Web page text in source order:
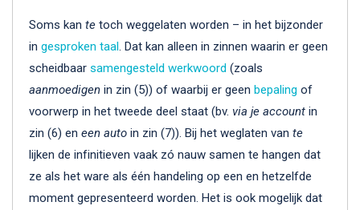
Soms kan te toch weggelaten worden – in het bijzonder
in gesproken taal. Dat kan alleen in zinnen waarin er geen
scheidbaar samengesteld werkwoord (zoals
aanmoedigen in zin (5)) of waarbij er geen bepaling of
voorwerp in het tweede deel staat (bv. via je account in
zin (6) en een auto in zin (7)). Bij het weglaten van te
lijken de infinitieven vaak zó nauw samen te hangen dat
ze als het ware als één handeling op een en hetzelfde
moment gepresenteerd worden. Het is ook mogelijk dat